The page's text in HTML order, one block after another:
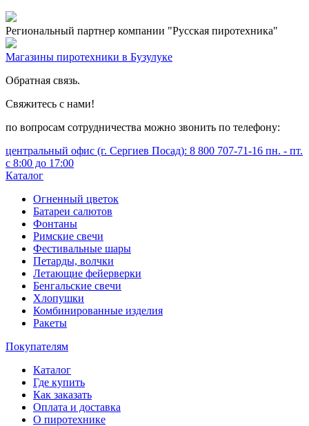
Региональный партнер компании "Русская пиротехника"
Магазины пиротехники в Бузулуке
Обратная связь.
Свяжитесь с нами!
по вопросам сотрудничества можно звонить по телефону:
центральный офис (г. Сергиев Посад): 8 800 707-71-16 пн. - пт.
с 8:00 до 17:00
Каталог
Огненный цветок
Батареи салютов
Фонтаны
Римские свечи
Фестивальные шары
Петарды, волчки
Летающие фейерверки
Бенгальские свечи
Хлопушки
Комбинированные изделия
Ракеты
Покупателям
Каталог
Где купить
Как заказать
Оплата и доставка
О пиротехнике